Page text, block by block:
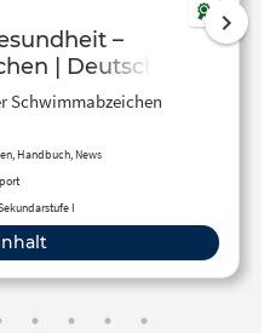
–
| Deutscher
e.V.
Schwimmabzeichen
Handbuch, News
I